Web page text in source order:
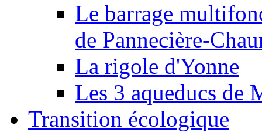
Le barrage
de Pannecière-
La rigole d'Yonne
Les 3 aqueducs de
Transition écologique